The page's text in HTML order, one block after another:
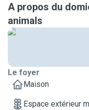
A propos du
animals
Le foyer
Maison
Espace extérieur